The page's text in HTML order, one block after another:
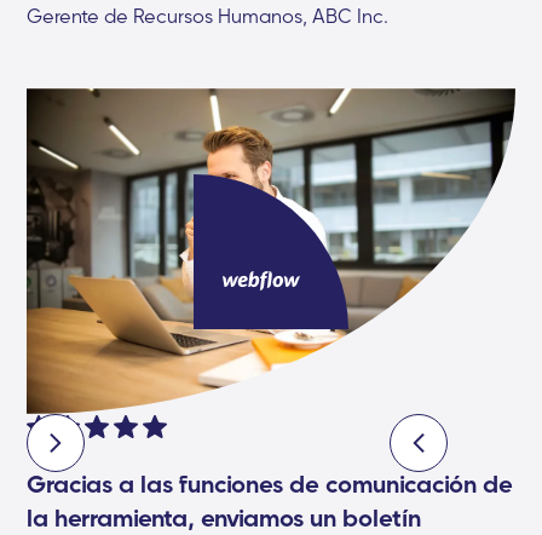
Gerente de Recursos Humanos, ABC Inc.
Gracias a las funciones de comunicación de
la herramienta, enviamos un boletín